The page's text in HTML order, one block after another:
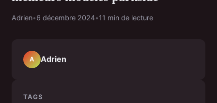
Adrien•6 décembre 2024•11 min de lecture
A Adrien
TAGS